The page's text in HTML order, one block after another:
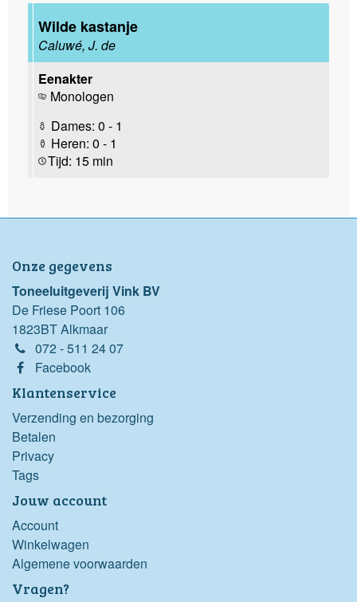
Wilde kastanje
Caluwé, J. de
Eenakter
Monologen
Dames: 0 - 1
Heren: 0 - 1
Tijd: 15 min
Onze gegevens
Toneeluitgeverij Vink BV
De Friese Poort 106
1823BT Alkmaar
072 - 511 24 07
Facebook
Klantenservice
Verzending en bezorging
Betalen
Privacy
Tags
Jouw account
Account
Winkelwagen
Algemene voorwaarden
Vragen?